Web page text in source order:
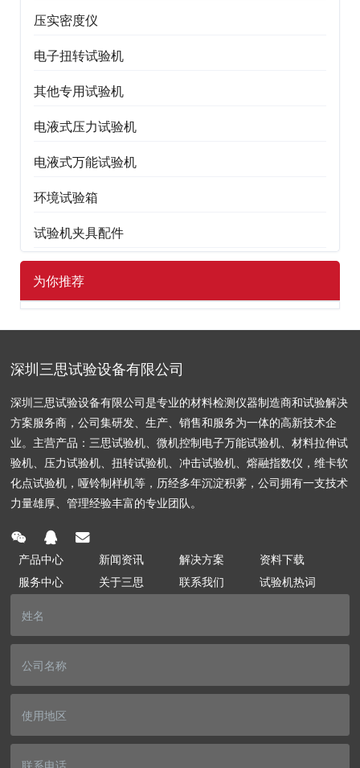
压实密度仪
电子扭转试验机
其他专用试验机
电液式压力试验机
电液式万能试验机
环境试验箱
试验机夹具配件
为你推荐
深圳三思试验设备有限公司
深圳三思试验设备有限公司是专业的材料检测仪器制造商和试验解决
方案服务商，公司集研发、生产、销售和服务为一体的高新技术企
业。主营产品：三思试验机、微机控制电子万能试验机、材料拉伸试
验机、压力试验机、扭转试验机、冲击试验机、熔融指数仪，维卡软
化点试验机，哑铃制样机等，历经多年沉淀积雾，公司拥有一支技术
力量雄厚、管理经验丰富的专业团队。
产品中心 新闻资讯 解决方案
资料下载
服务中心
关于三思 联系我们 试验机热词